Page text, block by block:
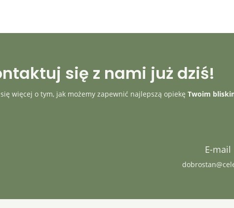
się z nami już dziś!
więcej o tym, jak możemy zapewnić najlepszą opiekę Twoim
E-mail